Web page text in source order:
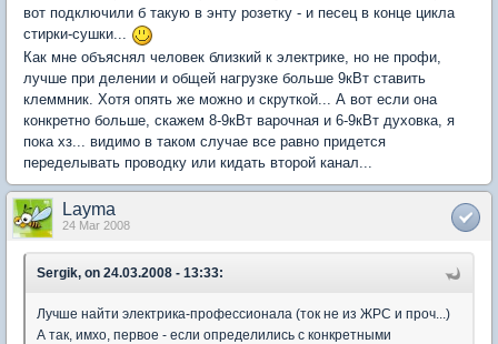
вот подключили б такую в энту розетку - и песец в конце цикла
стирки-сушки...
Как мне объяснял человек близкий к электрике, но не профи,
лучше при делении и общей нагрузке больше 9кВт ставить
клеммник. Хотя опять же можно и скруткой... А вот если она
конкретно больше, скажем 8-9кВт варочная и 6-9кВт духовка, я
пока хз... видимо в таком случае все равно придется
переделывать проводку или кидать второй канал...
Layma
24 Mar 2008
Sergik, on 24.03.2008 - 13:33:
Лучше найти электрика-профессионала (ток не из ЖРС и проч...)
А так, имхо, первое - если определились с конкретными